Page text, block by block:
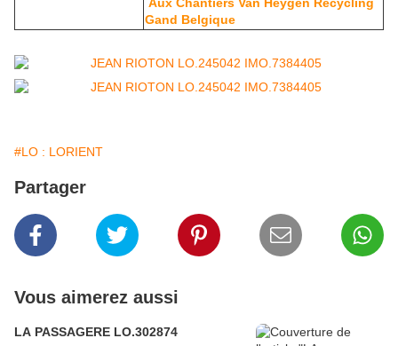
Gand Belgique
#LO : LORIENT
Partager
Vous aimerez aussi
LA PASSAGERE LO.302874